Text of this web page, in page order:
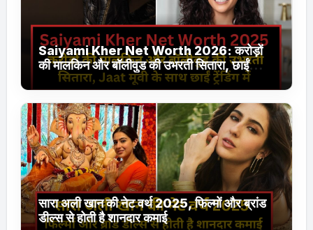
Saiyami Kher Net Worth 2026: करोड़ों
की मालकिन और बॉलीवुड की उभरती सितारा, छाईं
ट्रेंडिंग में
सारा अली खान की नेट वर्थ 2025, फिल्मों और ब्रांड
डील्स से होती है शानदार कमाई